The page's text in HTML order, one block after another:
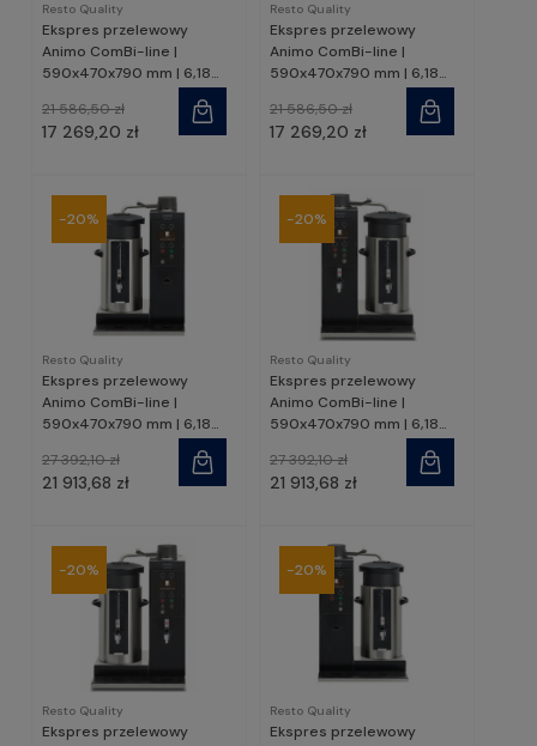
Resto Quality
Ekspres przelewowy
Animo ComBi-line |
590x470x790 mm | 6,18
Quality
17 269,20 zł
21 586,50 zł
Resto Quality
Ekspres przelewowy
Animo ComBi-line |
590x470x790 mm | 6,18
Quality
17 269,20 zł
21 586,50 zł
Resto Quality
Ekspres przelewowy
Animo ComBi-line |
590x470x790 mm | 6,18
Quality
21 913,68 zł
27 392,10 zł
-20%
Resto Quality
Ekspres przelewowy
Animo ComBi-line |
590x470x790 mm | 6,18
Quality
21 913,68 zł
27 392,10 zł
-20%
Resto Quality
Ekspres przelewowy
-20%
Resto Quality
Ekspres przelewowy
-20%